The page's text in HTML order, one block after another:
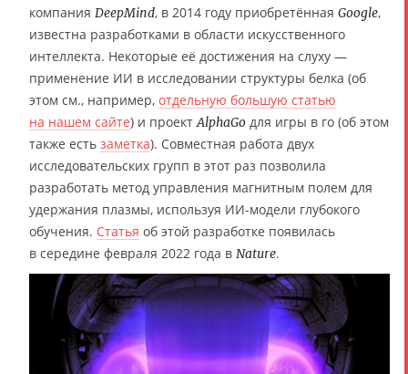
компания DeepMind, в 2014 году приобретённая Google,
известна разработками в области искусственного
интеллекта. Некоторые её достижения на слуху —
применение ИИ в исследовании структуры белка (об
этом см., например, отдельную большую статью
на нашем сайте) и проектAlphaGo для игры в го (об этом
также есть заметка). Совместная работа двух
исследовательских групп в этот раз позволила
разработать метод управления магнитным полем для
удержания плазмы, используя ИИ-модели глубокого
обучения. Статья об этой разработке появилась
в середине февраля 2022 года в Nature.